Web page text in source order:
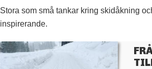
Stora som små tankar kring skidåkning
inspirerande.